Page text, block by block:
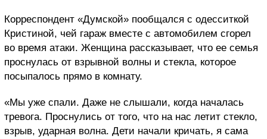
Корреспондент «Думской» пообщался с одесситкой
Кристиной, чей гараж вместе с автомобилем сгорел
во время атаки. Женщина рассказывает, что ее семья
проснулась от взрывной волны и стекла, которое
посыпалось прямо в комнату.
«Мы уже спали. Даже не слышали, когда началась
тревога. Проснулись от того, что на нас летит стекло,
взрыв, ударная волна. Дети начали кричать, я сама